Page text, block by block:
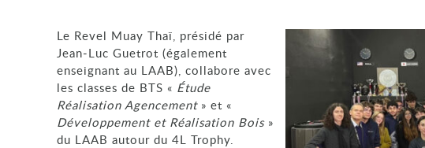
Le Revel Muay Thaï, présidé par
Jean‑Luc Guetrot (également
enseignant au LAAB), collabore avec
les classes de BTS « Étude
Réalisation Agencement» et «
Développement et Réalisation Bois»
du LAAB autour du 4L Trophy.